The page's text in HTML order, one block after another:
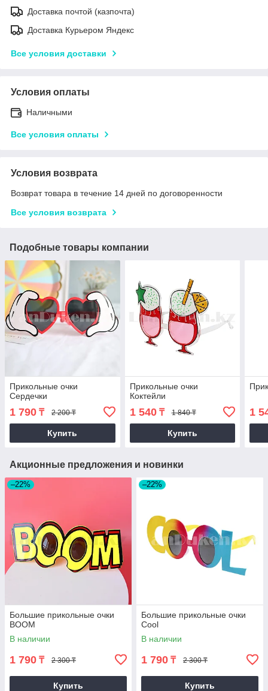
Доставка почтой (казпочта)
Доставка Курьером Яндекс
Все условия доставки
Условия оплаты
Наличными
Все условия оплаты
Условия возврата
Возврат товара в течение 14 дней по договоренности
Все условия возврата
Подобные товары компании
Прикольные очки
Сердечки
1 790 ₸ 2 200 ₸
Купить
Прикольные очки
Коктейли
1 540₸ 1 840 ₸
Купить
1
Акционные предложения и новинки
–22%
Большие прикольные очки
BOOM
В наличии
1 790 ₸ 2 300 ₸
Купить
–22%
Большие прикольные очки
Cool
В наличии
1 790 ₸ 2 300 ₸
Купить